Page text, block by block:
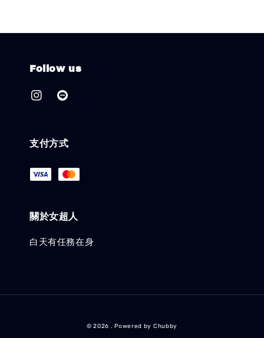
Follow us
支付方式
關於女超人
白天有任務在身
© 2026 . Powered by Chubby